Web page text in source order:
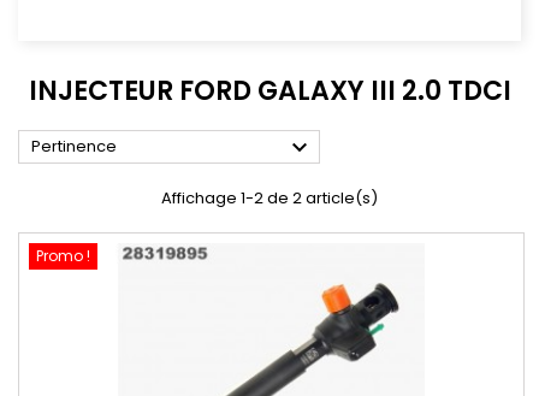
INJECTEUR FORD GALAXY III 2.0 TDCI
Pertinence 
Affichage 1-2 de 2 article(s)
Promo !